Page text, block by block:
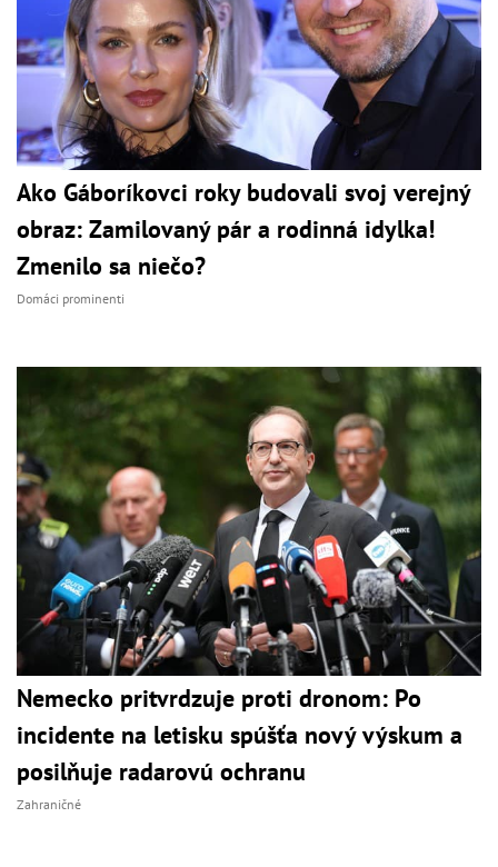
Ako Gáboríkovci roky budovali svoj verejný
obraz: Zamilovaný pár a rodinná idylka!
Zmenilo sa niečo?
Domáci prominenti
Nemecko pritvrdzuje proti dronom: Po
incidente na letisku spúšťa nový výskum a
posilňuje radarovú ochranu
Zahraničné